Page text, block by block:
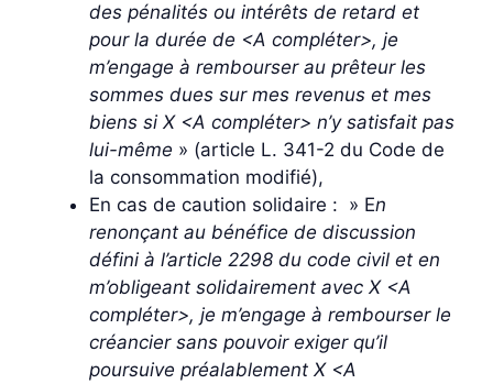
des pénalités ou intérêts de retard et
pour la durée de <A compléter>, je
m’engage à rembourser au prêteur les
sommes dues sur mes revenus et mes
biens si X <A compléter> n’y satisfait pas
lui-même » (article L. 341-2 du Code de
la consommation modifié),
En cas de caution solidaire : » En
renonçant au bénéfice de discussion
défini à l’article 2298 du code civil et en
m’obligeant solidairement avec X <A
compléter>, je m’engage à rembourser le
créancier sans pouvoir exiger qu’il
poursuive préalablement X <A